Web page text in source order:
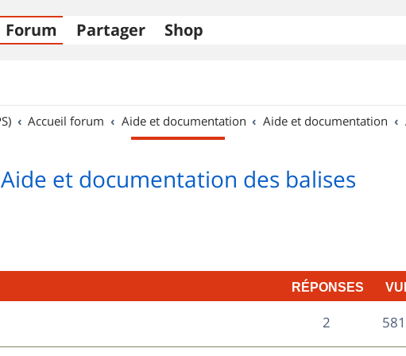
Forum Partager Shop
Accueil forum Aide et documentation Aide et documentation
Aide et documentation des balises
RÉPONSES
2R
é